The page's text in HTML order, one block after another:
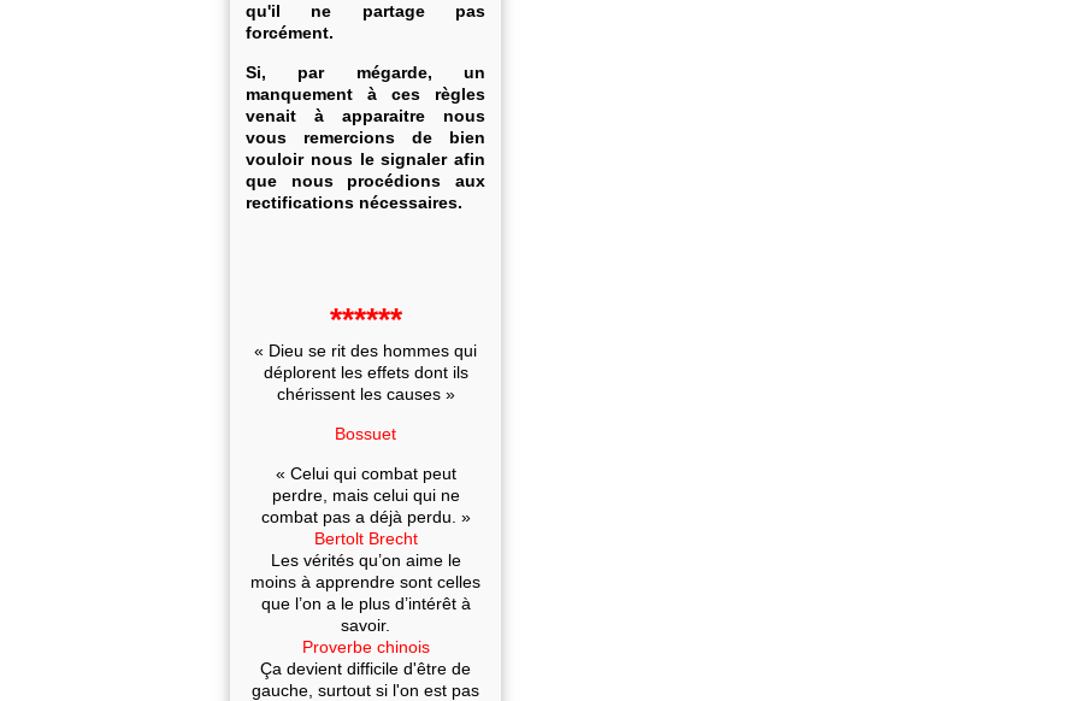
qu'il ne partage pas
forcément.
Si, par mégarde, un
manquement à ces règles
venait à apparaitre nous
vous remercions de bien
vouloir nous le signaler afin
que nous procédions aux
rectifications nécessaires.
******
« Dieu se rit des hommes qui
déplorent les effets dont ils
chérissent les causes »
Bossuet
« Celui qui combat peut
perdre, mais celui qui ne
combat pas a déjà perdu. »
Bertolt Brecht
Les vérités qu’on aime le
moins à apprendre sont celles
que l’on a le plus d’intérêt à
savoir.
Proverbe chinois
Ça devient difficile d'être de
gauche, surtout si l'on est pas